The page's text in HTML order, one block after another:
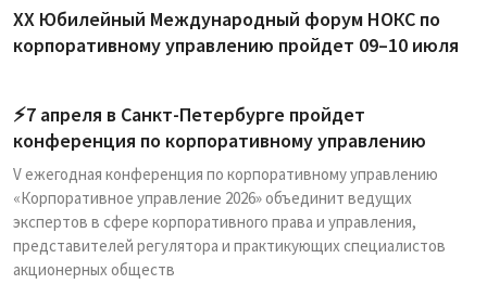
XX Юбилейный Международный форум НОКС по
корпоративному управлению пройдет 09–10 июля
⚡️7 апреля в Санкт-Петербурге пройдет
конференция по корпоративному управлению
V ежегодная конференция по корпоративному управлению
«Корпоративное управление 2026» объединит ведущих
экспертов в сфере корпоративного права и управления,
представителей регулятора и практикующих специалистов
акционерных обществ